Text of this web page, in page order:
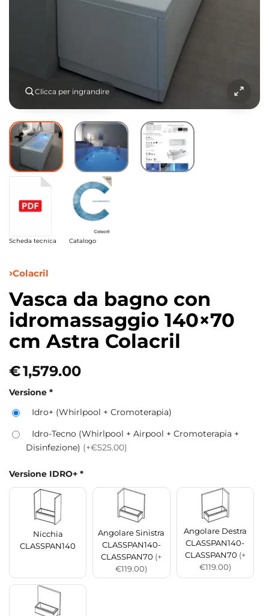
Clicca per ingrandire
Scheda tecnica Catalogo
Colacril
Vasca da bagno con
idromassaggio 140×70
cm Astra Colacril
€1,579.00
Versione *
Idro+ (Whirlpool + Cromoterapia)
Idro-Tecno (Whirlpool + Airpool + Cromoterapia +
Disinfezione) (+€525.00)
Versione IDRO+ *
Nicchia
CLASSPAN140
Angolare Sinistra
CLASSPAN140-
CLASSPAN70 (+
€119.00)
Angolare Destra
CLASSPAN140-
CLASSPAN70 (+
€119.00)